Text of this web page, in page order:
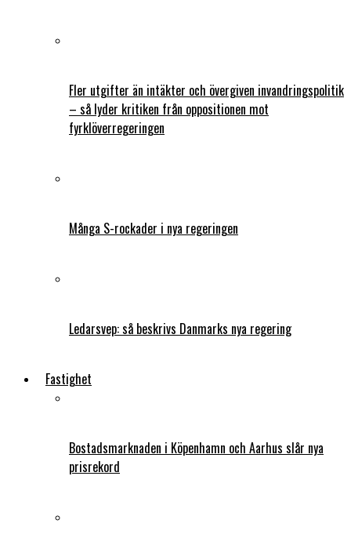
Fler utgifter än intäkter och övergiven invandringspolitik
– så lyder kritiken från oppositionen mot
fyrklöverregeringen
Många S-rockader i nya regeringen
Ledarsvep: så beskrivs Danmarks nya regering
Fastighet
Bostadsmarknaden i Köpenhamn och Aarhus slår nya
prisrekord